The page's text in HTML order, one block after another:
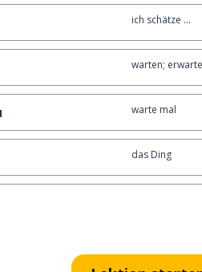
ich schätze ...
warten;
warte mal
das Ding